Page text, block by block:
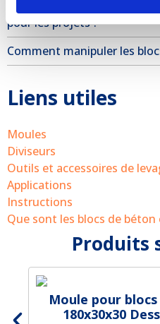
Fournissez-vous également
pour les projets ?
Comment manipuler les
Liens utiles
Moules
Diviseurs
Outils et accessoires de
Applications
Instructions
Que sont les blocs de béton
Produits
Moule pour
180x30x30